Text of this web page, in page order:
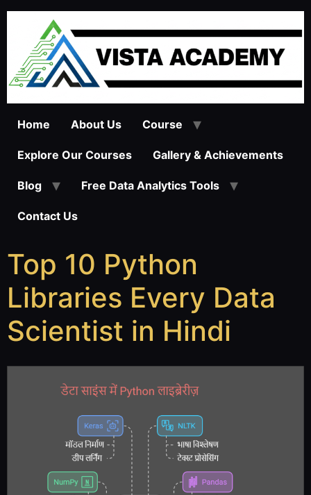
Home About Us Course
Explore Our Courses Gallery & Achievements
Blog Free Data Analytics Tools
Contact Us
Top 10 Python
Libraries Every Data
Scientist in Hindi